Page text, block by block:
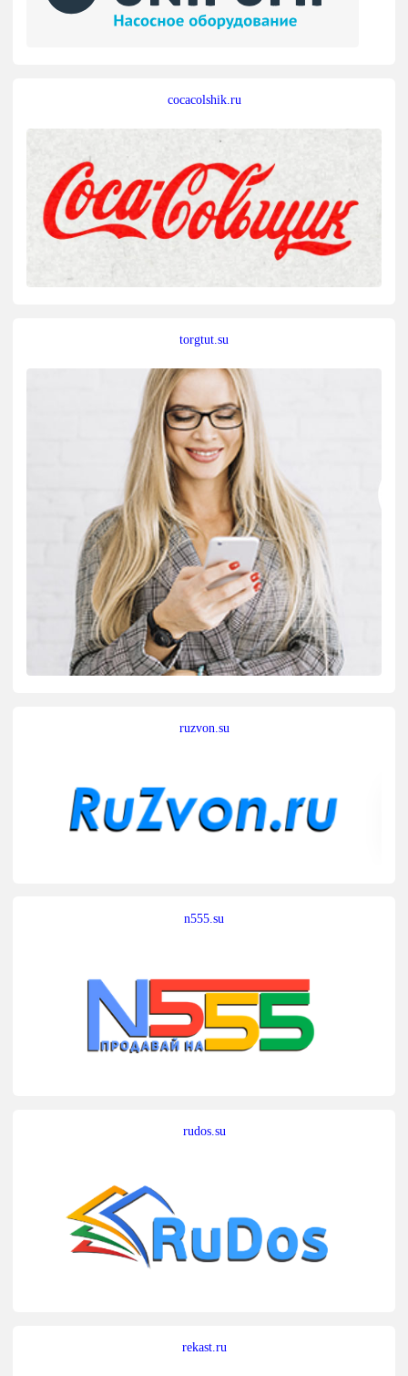
cocacolshik.ru
torgtut.su
ruzvon.su
n555.su
rudos.su
rekast.ru